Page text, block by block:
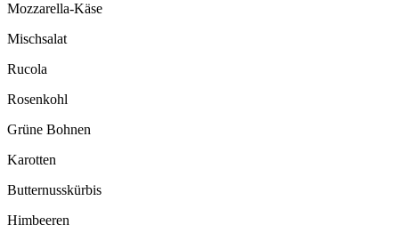
Mozzarella-Käse
Mischsalat
Rucola
Rosenkohl
Grüne Bohnen
Karotten
Butternusskürbis
Himbeeren